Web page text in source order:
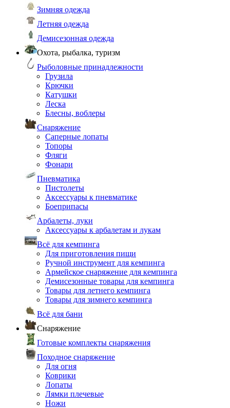
Зимняя одежда
Летняя одежда
Демисезонная одежда
Охота, рыбалка, туризм
Рыболовные принадлежности
Грузила
Крючки
Катушки
Леска
Блесны, воблеры
Снаряжение
Саперные лопаты
Топоры
Фляги
Фонари
Пневматика
Пистолеты
Аксессуары к пневматике
Боеприпасы
Арбалеты, луки
Аксессуары к арбалетам и лукам
Всё для кемпинга
Для приготовления пищи
Ручной инструмент для кемпинга
Армейское снаряжение для кемпинга
Демисезонные товары для кемпинга
Товары для летнего кемпинга
Товары для зимнего кемпинга
Всё для бани
Снаряжение
Готовые комплекты снаряжения
Походное снаряжение
Для огня
Коврики
Лопаты
Лямки плечевые
Ножи